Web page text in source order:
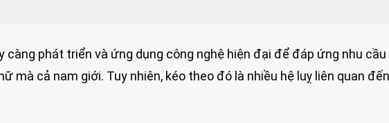
càng phát triển và ứng dụng công nghệ hiện đại để đáp ứng nhu cầu
mà cả nam giới. Tuy nhiên, kéo theo đó là nhiều hệ luỵ liên quan